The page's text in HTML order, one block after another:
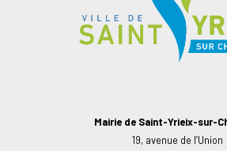
Mairie de Saint-Yrieix-sur-
19, avenue de l’Union